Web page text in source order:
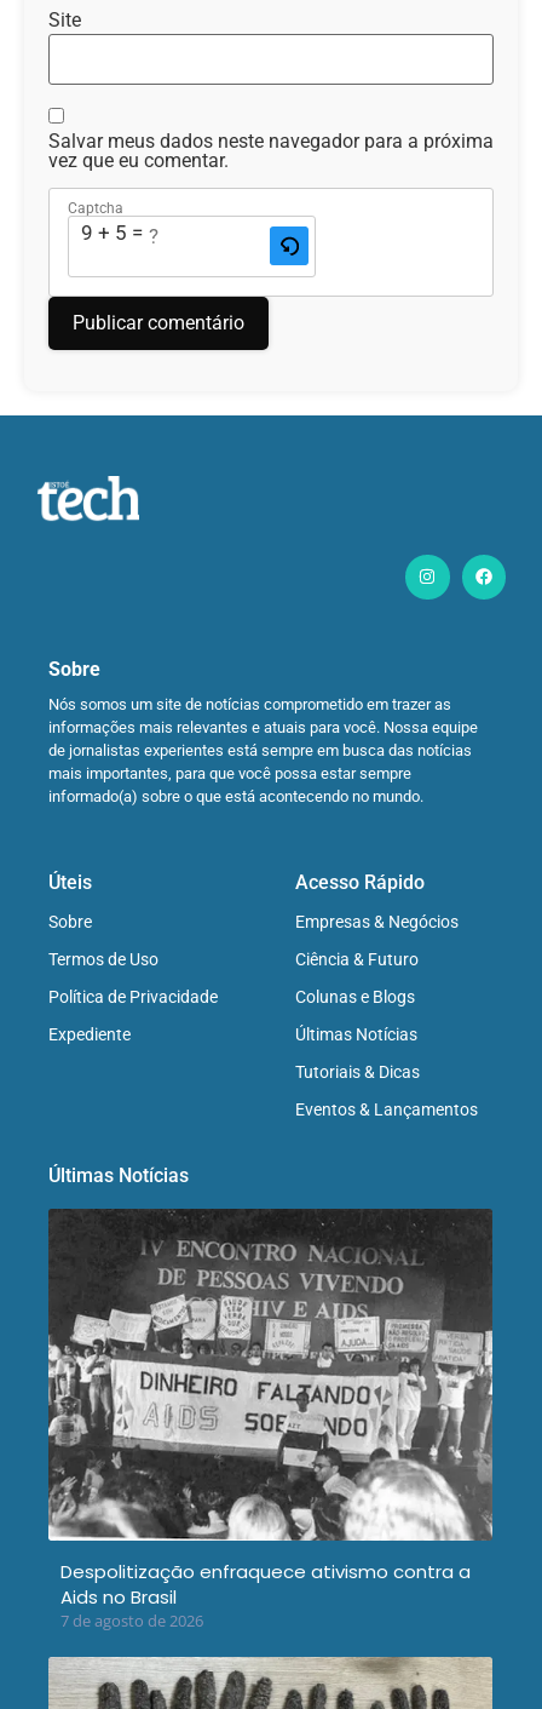
Site
Salvar meus dados neste navegador para a próxima
vez que eu comentar.
Captcha
9 + 5 = ?
Sobre
Nós somos um site de notícias comprometido em trazer as
informações mais relevantes e atuais para você. Nossa equipe
de jornalistas experientes está sempre em busca das notícias
mais importantes, para que você possa estar sempre
informado(a) sobre o que está acontecendo no mundo.
Úteis
Sobre
Termos de Uso
Política de Privacidade
Expediente
Acesso Rápido
Empresas & Negócios
Ciência & Futuro
Colunas e Blogs
Últimas Notícias
Tutoriais & Dicas
Eventos & Lançamentos
Últimas Notícias
Despolitização enfraquece ativismo contra a
Aids no Brasil
7 de agosto de 2026